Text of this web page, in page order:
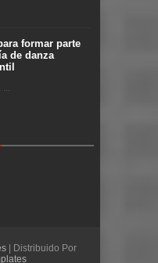
formar parte
de danza
| Distribuido Por